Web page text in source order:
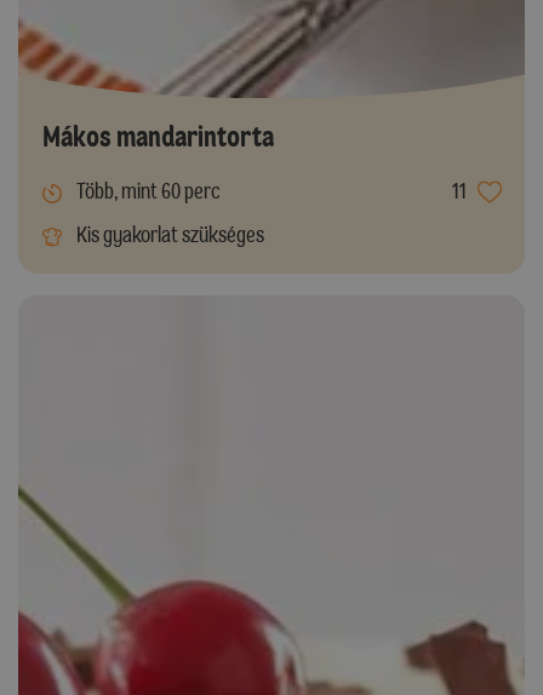
Mákos mandarintorta
Több, mint 60 perc
11
Kis gyakorlat szükséges